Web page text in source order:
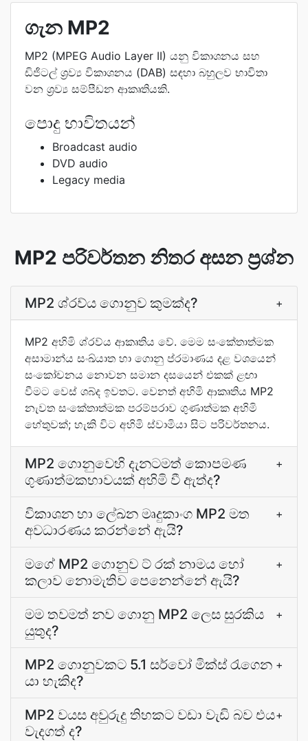
ගැන MP2
MP2 (MPEG Audio Layer II) යනු විකාශනය සහ
ඩිජිටල් ශ්‍රව්‍ය විකාශනය (DAB) සඳහා බහුලව භාවිතා
වන ශ්‍රව්‍ය සම්පීඩන ආකෘතියකි.
පොදු භාවිතයන්
Broadcast audio
DVD audio
Legacy media
MP2 පරිවර්තන නිතර අසන ප්‍රශ්න
MP2 ශ්රව්ය ගොනුව කුමක්ද? +
MP2 අහිමි ශ්රව්ය ආකෘතිය වේ. මෙම සංකේතාත්මක
අසාමාන්ය සංඛ්යාත හා ගොනු ප්රමාණය දළ වශයෙන්
සංකෝචනය නොවන සමාන දසයෙන් එකක් ළඟා
වීමට වෙස් ශබ්ද ඉවතට. වෙනත් අහිමි ආකෘතිය MP2
නැවත සංකේතාත්මක පරම්පරාව ගුණාත්මක අහිමි
හේතුවක්; හැකි විට අහිමි ස්වාමියා සිට පරිවර්තනය.
MP2 ගොනුවෙහි දැනටමත් කොපමණ
ගුණාත්මකභාවයක් අහිමි වී ඇත්ද?
+
විකාශන හා ලේඛන මෘදුකාංග MP2 මත
අවධාරණය කරන්නේ ඇයි?
+
මගේ MP2 ගොනුව ට් රක් නාමය හෝ
කලාව නොමැතිව පෙනෙන්නේ ඇයි?
+
මම තවමත් නව ගොනු MP2 ලෙස සුරකිය
යුතුද?
+
MP2 ගොනුවකට 5.1 සර්වෝ මික්ස් රැගෙන
යා හැකිද?
+
MP2 වයස අවුරුදු තිහකට වඩා වැඩි බව එය
වැදගත් ද?
+